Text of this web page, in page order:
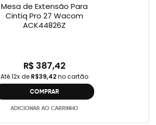
Mesa de Extensão Para
Cintiq Pro 27 Wacom
ACK44826Z
R$ 387,42
Até 12x de R$39,42no cartão
COMPRAR
ADICIONAR AO CARRINHO